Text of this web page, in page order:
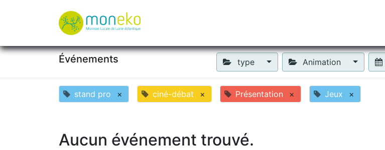
Événements type Animation
stand pro × ciné-débat × Présentation × Jeux ×
Aucun événement trouvé.